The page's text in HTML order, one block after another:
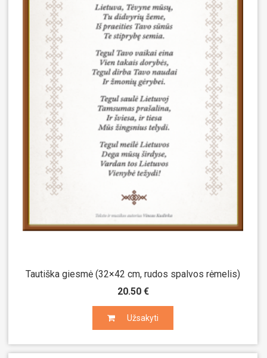
Tautiška giesmė (32×42 cm, rudos spalvos rėmelis)
20.50 €
Užsakyti
Užsakyti